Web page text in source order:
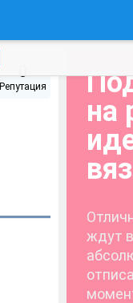
0
Репутация
на
ждут